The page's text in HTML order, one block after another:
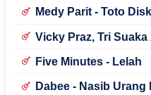
Medy Parit - Toto
Vicky Praz, Tri
Five Minutes - Lelah
Dabee - Nasib Urang